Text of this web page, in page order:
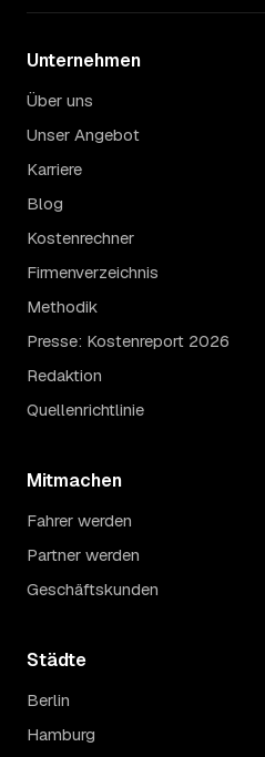
Unternehmen
Über uns
Unser Angebot
Karriere
Blog
Kostenrechner
Firmenverzeichnis
Methodik
Presse: Kostenreport 2026
Redaktion
Quellenrichtlinie
Mitmachen
Fahrer werden
Partner werden
Geschäftskunden
Städte
Berlin
Hamburg